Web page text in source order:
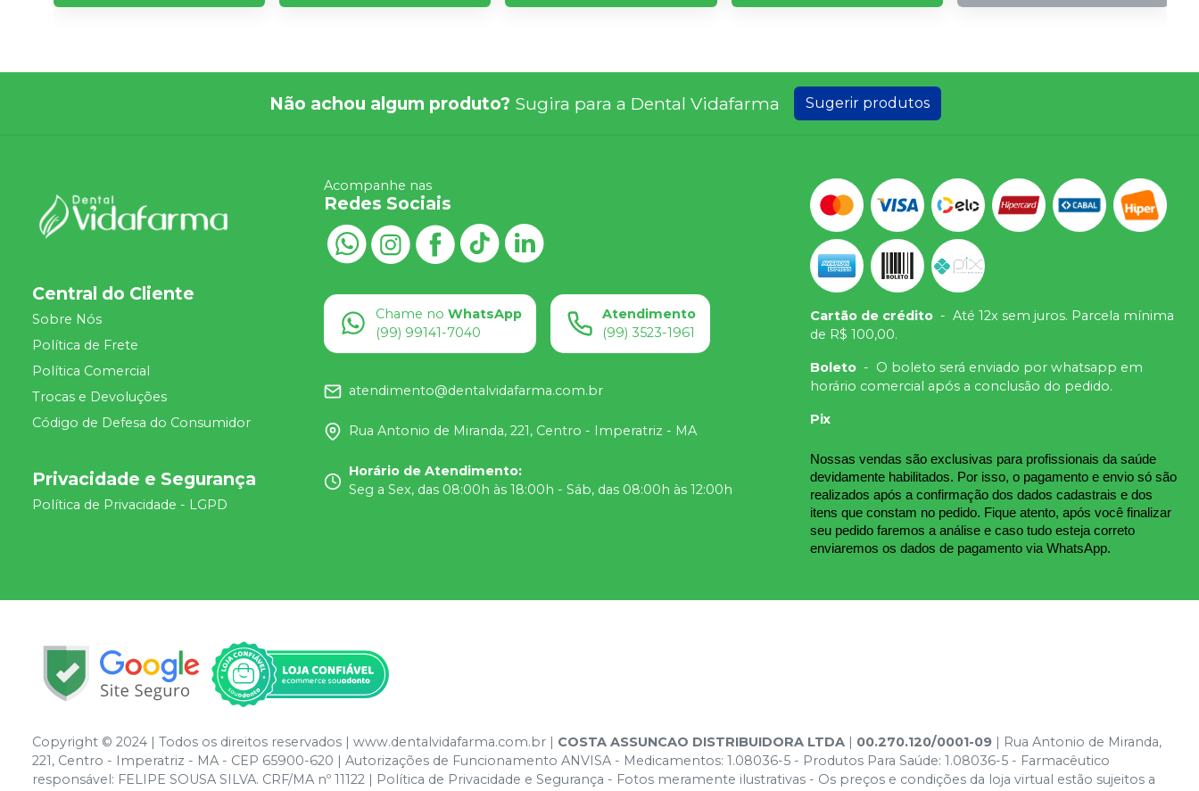
Não achou algum produto? Sugira para a Dental Vidafarma Sugerir produtos
Central do Cliente
Sobre Nós
Política de Frete
Política Comercial
Trocas e Devoluções
Código de Defesa do Consumidor
Privacidade e Segurança
Política de Privacidade - LGPD
Acompanhe nas
Redes Sociais
Chame no WhatsApp
(99) 99141-7040
Atendimento
(99) 3523-1961
atendimento@dentalvidafarma.com.br
Rua Antonio de Miranda, 221, Centro - Imperatriz - MA
Horário de Atendimento:
Seg a Sex, das 08:00h às 18:00h - Sáb, das 08:00h às 12:00h
Cartão de crédito - Até 12x sem juros. Parcela mínima
de R$ 100,00.
Boleto - O boleto será enviado por whatsapp em
horário comercial após a conclusão do pedido.
Pix
Nossas vendas são exclusivas para profissionais da saúde
devidamente habilitados. Por isso, o pagamento e envio só são
realizados após a confirmação dos dados cadastrais e dos
itens que constam no pedido. Fique atento, após você finalizar
seu pedido faremos a análise e caso tudo esteja correto
enviaremos os dados de pagamento via WhatsApp.
Copyright © 2024 | Todos os direitos reservados | www.dentalvidafarma.com.br | COSTA ASSUNCAO DISTRIBUIDORA LTDA 00.270.120/0001-09 | Rua Antonio de Miranda,
221, Centro - Imperatriz - MA - CEP 65900-620 | Autorizações de Funcionamento ANVISA - Medicamentos: 1.08036-5 - Produtos Para Saúde: 1.08036-5 - Farmacêutico
responsável: FELIPE SOUSA SILVA. CRF/MA nº 11122 | Política de Privacidade e Segurança - Fotos meramente ilustrativas - Os preços e condições da loja virtual estão sujeitos a